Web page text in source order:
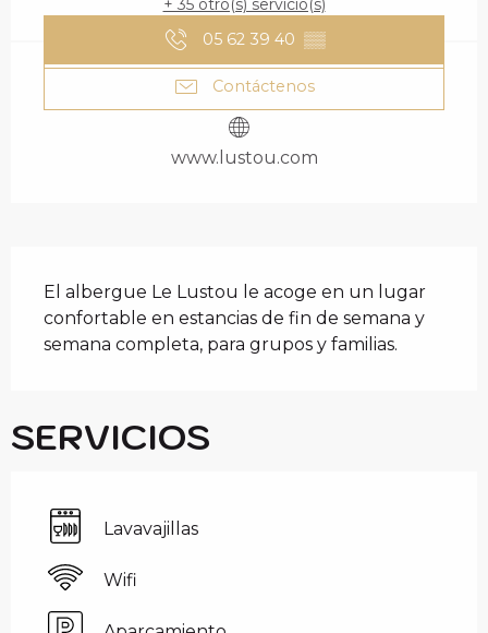
+ 35 otro(s) servicio(s)
05 62 39 40 ▒▒
Contáctenos
www.lustou.com
El albergue Le Lustou le acoge en un lugar
confortable en estancias de fin de semana y
semana completa, para grupos y familias.
SERVICIOS
Lavavajillas
Wifi